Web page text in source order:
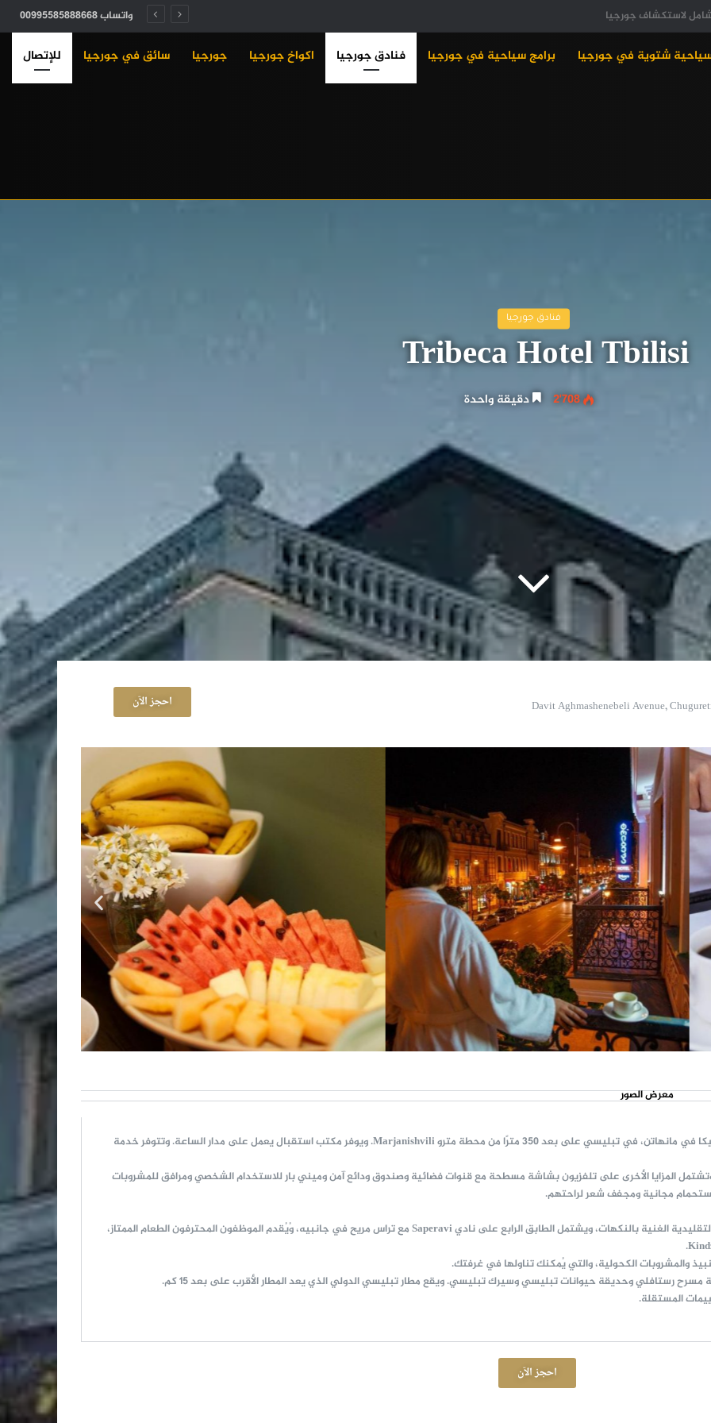
واتساب 00995585888668
سياحية شتوية في جورجيا برامج سياحية في جورجيا فنادق جورجيا اكواخ جورجيا جورجيا سائق في جورجيا للإتصال
فنادق جورجيا
Tribeca Hotel Tbilisi
2٬708 دقيقة واحدة
احجز الآن
معرض الصور
يقع فندق تريبيكا ذو الـ 4 نجوم، المُسمى على اسم مثلث تريبيكا في مانهاتن، في تبليسي على بعد 350 مترًا من محطة مترو Marjanishvili. ويوفر مكتب استقبال يعمل على مدار الساعة. وتتوفر خدمة
المزايا الأخرى على تلفزيون بشاشة مسطحة مع قنوات فضائية وصندوق ودائع آمن وميني بار للاستخدام الشخصي ومرافق للمشروبات
مجانية ومجفف شعر لراحتهم.
يضم الفندق مطعمًا جورجيًا تقليديًا يُقدم المأكولات الجورجية التقليدية الغنية بالنكهات، ويشتمل الطابق الرابع على نادي Saperavi مع تراس مريح في جانبيه، وُيُقدم الموظفون المحترفون الطعام الممتاز،
والمشروبات الكحولية، والتي يُمكنك تناولها في غرفتك.
رستافلي وحديقة حيوانات تبليسي وسيرك تبليسي. ويقع مطار تبليسي الدولي الذي يعد المطار الأقرب على بعد 15 كم.
المستقلة.
احجز الآن